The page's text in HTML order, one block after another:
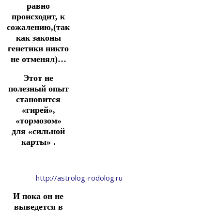
равно
происходит, к
сожалению,(так
как законы
генетики никто
не отменял)…
Этот не
полезный опыт
становится
«гирей»,
«тормозом»
для «сильной
карты» .
http://astrolog-rodolog.ru
И пока он не
выведется в